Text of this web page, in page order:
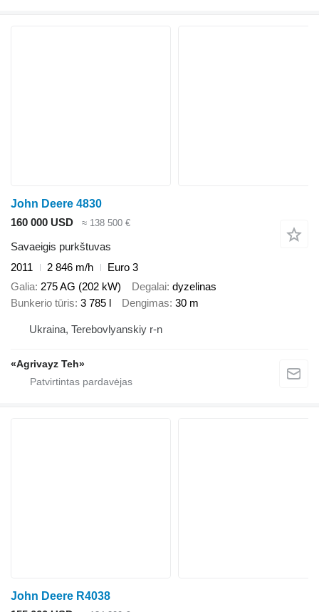
John Deere 4830
160 000 USD
≈ 138 500 €
Savaeigis purkštuvas
2011
2 846 m/h
Euro 3
Galia 275 AG (202 kW) Degalai dyzelinas
Bunkerio tūris 3 785 l Dengimas 30 m
Ukraina, Terebovlyanskiy r-n
«Agrivayz Teh»
John Deere R4038